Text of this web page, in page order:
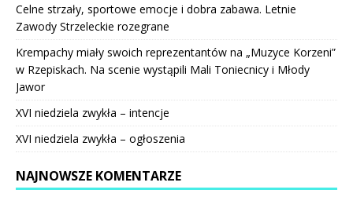
Celne strzały, sportowe emocje i dobra zabawa. Letnie
Zawody Strzeleckie rozegrane
Krempachy miały swoich reprezentantów na „Muzyce Korzeni”
w Rzepiskach. Na scenie wystąpili Mali Toniecnicy i Młody
Jawor
XVI niedziela zwykła – intencje
XVI niedziela zwykła – ogłoszenia
NAJNOWSZE KOMENTARZE